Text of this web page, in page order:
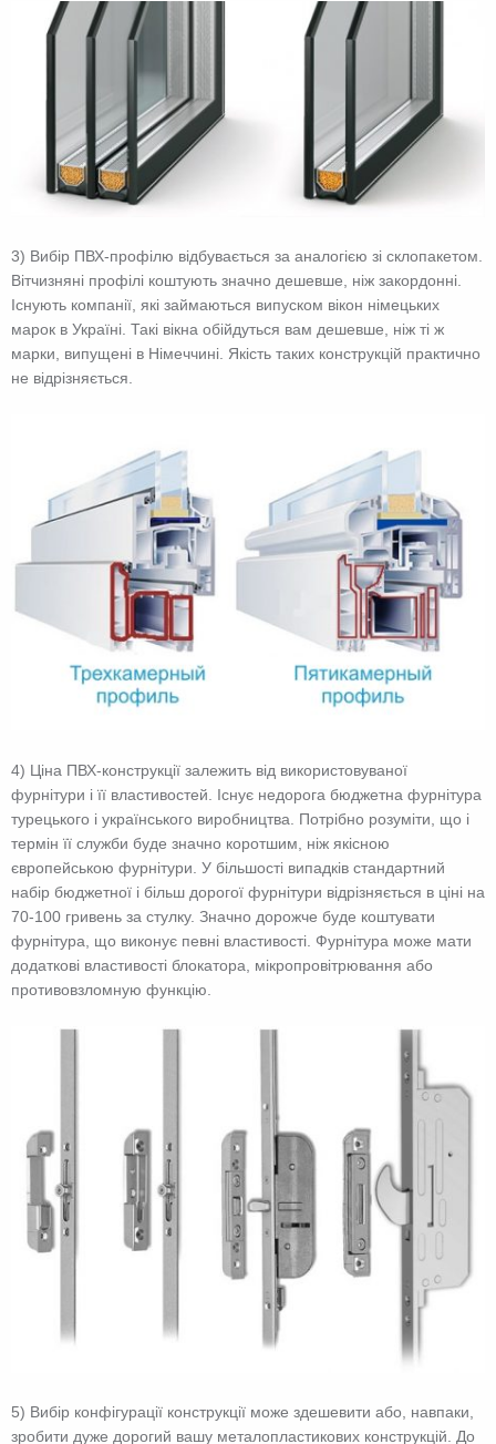
3) Вибір ПВХ-профілю відбувається за аналогією зі склопакетом.
Вітчизняні профілі коштують значно дешевше, ніж закордонні.
Існують компанії, які займаються випуском вікон німецьких
марок в Україні. Такі вікна обійдуться вам дешевше, ніж ті ж
марки, випущені в Німеччині. Якість таких конструкцій практично
не відрізняється.
4) Ціна ПВХ-конструкції залежить від використовуваної
фурнітури і її властивостей. Існує недорога бюджетна фурнітура
турецького і українського виробництва. Потрібно розуміти, що і
термін її служби буде значно коротшим, ніж якісною
європейською фурнітури. У більшості випадків стандартний
набір бюджетної і більш дорогої фурнітури відрізняється в ціні на
70-100 гривень за стулку. Значно дорожче буде коштувати
фурнітура, що виконує певні властивості. Фурнітура може мати
додаткові властивості блокатора, мікропровітрювання або
противовзломную функцію.
5) Вибір конфігурації конструкції може здешевити або, навпаки,
зробити дуже дорогий вашу металопластикових конструкцій. До